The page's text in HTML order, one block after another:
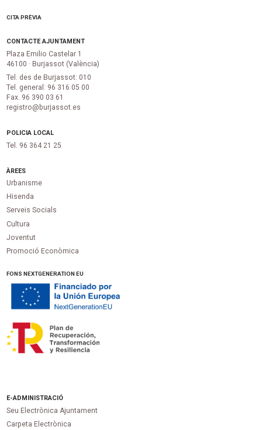
CITA PRÈVIA
CONTACTE AJUNTAMENT
Plaza Emilio Castelar 1
46100 · Burjassot (València)
Tel. des de Burjassot: 010
Tel. general: 96 316 05 00
Fax. 96 390 03 61
registro@burjassot.es
POLICIA LOCAL
Tel. 96 364 21 25
ÀREES
Urbanisme
Hisenda
Serveis Socials
Cultura
Joventut
Promoció Econòmica
FONS NEXTGENERATION EU
E-ADMINISTRACIÓ
Seu Electrònica Ajuntament
Carpeta Electrònica